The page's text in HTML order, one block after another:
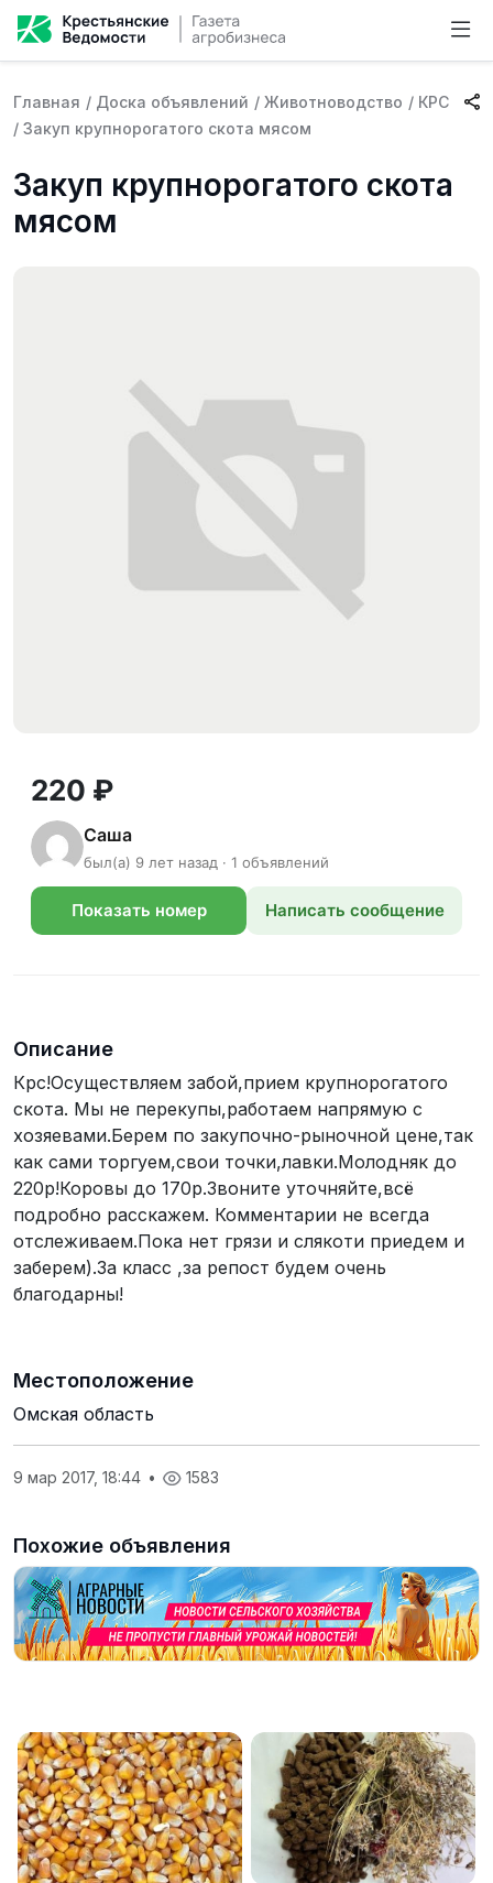
Главная / Доска объявлений / Животноводство / КРС
/ Закуп крупнорогатого скота мясом
Закуп крупнорогатого скота
мясом
220 ₽
Cаша
был(а) 9 лет назад · 1 объявлений
Показать номер Написать сообщение
Описание
Крс!Осуществляем забой,прием крупнорогатого
скота. Мы не перекупы,работаем напрямую с
хозяевами.Берем по закупочно-рыночной цене,так
как сами торгуем,свои точки,лавки.Молодняк до
220р!Коровы до 170р.Звоните уточняйте,всё
подробно расскажем. Комментарии не всегда
отслеживаем.Пока нет грязи и слякоти приедем и
заберем).За класс ,за репост будем очень
благодарны!
Местоположение
Омская область
9 мар 2017, 18:44 • 1583
Похожие объявления